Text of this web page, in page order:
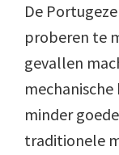
De
proberen te
gevallen
mechanische
minder
traditionele